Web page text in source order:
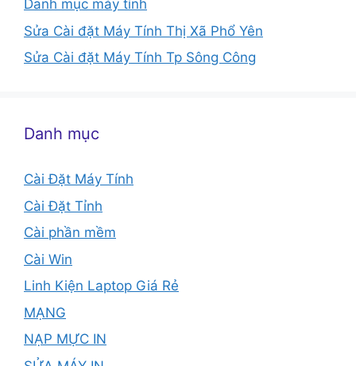
Danh mục máy tính
Sửa Cài đặt Máy Tính Thị Xã Phổ Yên
Sửa Cài đặt Máy Tính Tp Sông Công
Danh mục
Cài Đặt Máy Tính
Cài Đặt Tỉnh
Cài phần mềm
Cài Win
Linh Kiện Laptop Giá Rẻ
MẠNG
NẠP MỰC IN